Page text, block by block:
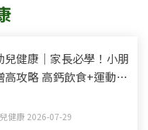
兒健康｜家長必學！小朋
高攻略 高鈣飲食+運動雙
健康 2026-07-29